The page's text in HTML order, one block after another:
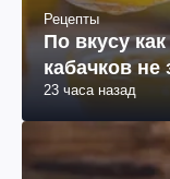
Рецепты
По вкусу
кабачков не
23 часа назад